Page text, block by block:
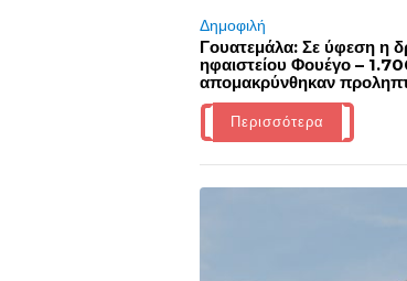
Δημοφιλή
Γουατεμάλα: Σε ύφεση η
ηφαιστείου Φουέγο –
απομακρύνθηκαν
Περισσότερα